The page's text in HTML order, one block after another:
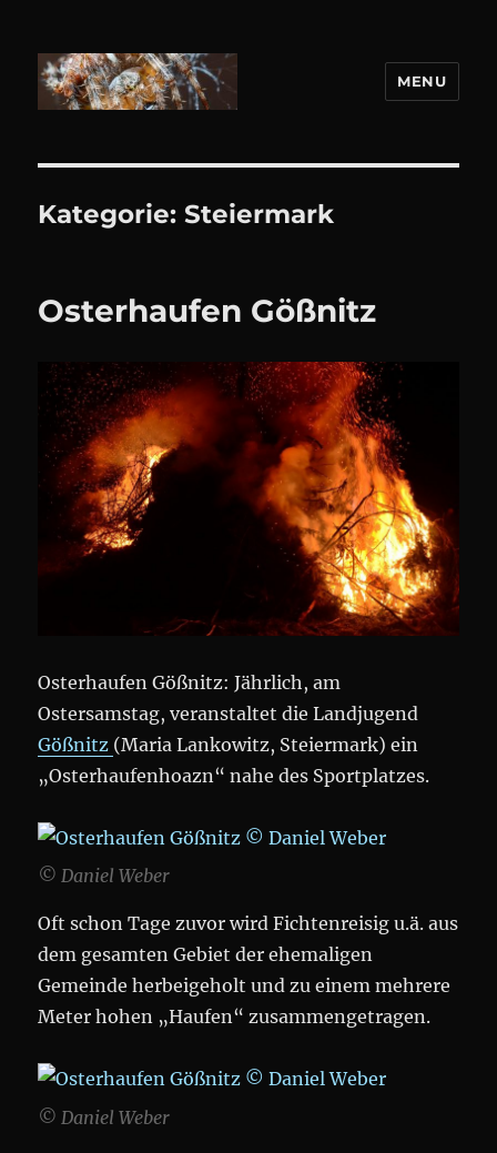
MENU
Kategorie:Steiermark
Osterhaufen Gößnitz
Osterhaufen Gößnitz: Jährlich, am
Ostersamstag, veranstaltet die Landjugend
Gößnitz (Maria Lankowitz, Steiermark) ein
„Osterhaufenhoazn“ nahe des Sportplatzes.
© Daniel Weber
Oft schon Tage zuvor wird Fichtenreisig u.ä. aus
dem gesamten Gebiet der ehemaligen
Gemeinde herbeigeholt und zu einem mehrere
Meter hohen „Haufen“ zusammengetragen.
© Daniel Weber